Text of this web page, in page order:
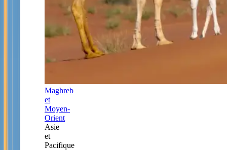
Maghreb
et
Moyen-
Orient
Asie
et
Pacifique